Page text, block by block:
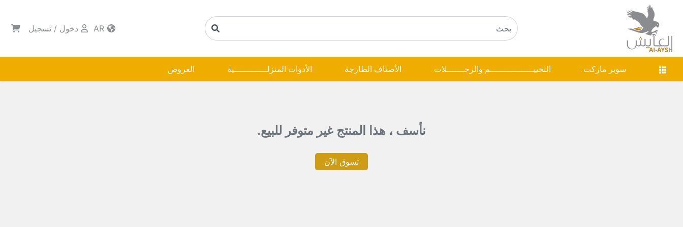
دخول / تسجيل
سوبر ماركت التخييـــــــــــــــــم والرحـــــــلات الأصناف الطازجة الأدوات المنزلـــــــــــــية العروض
نأسف ، هذا المنتج غير متوفر للبيع.
تسوق الآن